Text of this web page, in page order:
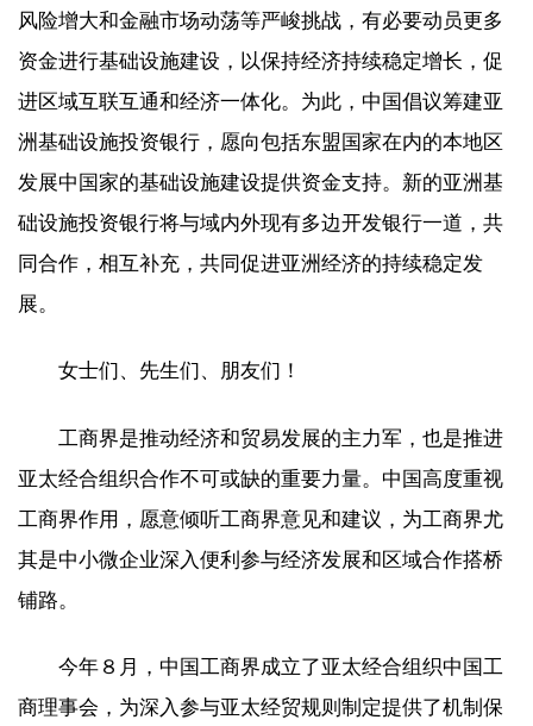
风险增大和金融市场动荡等严峻挑战，有必要动员更多
资金进行基础设施建设，以保持经济持续稳定增长，促
进区域互联互通和经济一体化。为此，中国倡议筹建亚
洲基础设施投资银行，愿向包括东盟国家在内的本地区
发展中国家的基础设施建设提供资金支持。新的亚洲基
础设施投资银行将与域内外现有多边开发银行一道，共
同合作，相互补充，共同促进亚洲经济的持续稳定发
展。
女士们、先生们、朋友们！
工商界是推动经济和贸易发展的主力军，也是推进
亚太经合组织合作不可或缺的重要力量。中国高度重视
工商界作用，愿意倾听工商界意见和建议，为工商界尤
其是中小微企业深入便利参与经济发展和区域合作搭桥
铺路。
今年８月，中国工商界成立了亚太经合组织中国工
商理事会，为深入参与亚太经贸规则制定提供了机制保